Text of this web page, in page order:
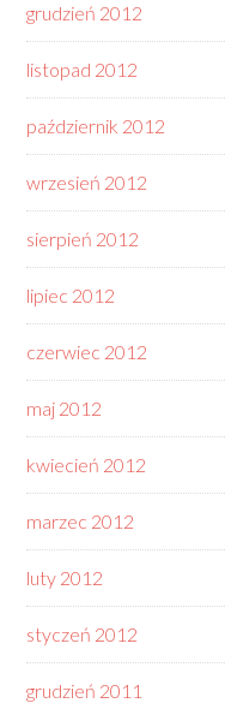
grudzień 2012
listopad 2012
październik 2012
wrzesień 2012
sierpień 2012
lipiec 2012
czerwiec 2012
maj 2012
kwiecień 2012
marzec 2012
luty 2012
styczeń 2012
grudzień 2011